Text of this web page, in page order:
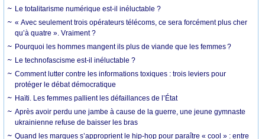
Le totalitarisme numérique est-il inéluctable ?
« Avec seulement trois opérateurs télécoms, ce sera forcément plus cher
qu’à quatre ». Vraiment ?
Pourquoi les hommes mangent ils plus de viande que les femmes ?
Le technofascisme est-il inéluctable ?
Comment lutter contre les informations toxiques : trois leviers pour
protéger le débat démocratique
Haïti. Les femmes pallient les défaillances de l’État
Après avoir perdu une jambe à cause de la guerre, une jeune gymnaste
ukrainienne refuse de baisser les bras
Quand les marques s’approprient le hip-hop pour paraître « cool » : entre